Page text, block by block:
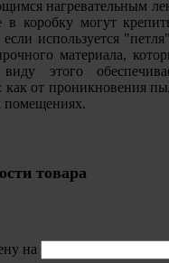
нагревательным
в коробку могут
если используется
материала,
этого
как от проникновения
помещениях.
товара
на